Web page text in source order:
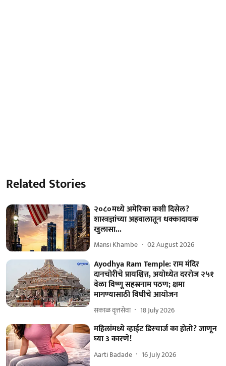
Related Stories
२०८०मध्ये अमेरिका कशी दिसेल?
शास्त्रज्ञांच्या अहवालातून धक्कादायक
खुलासा...
Mansi Khambe 02 August 2026
Ayodhya Ram Temple: राम मंदिर
दानचोरीचे प्रायश्चित्त, अयोध्येत दररोज २५१
वेळा विष्णू सहस्रनाम पठण; क्षमा
मागण्यासाठी विधीचे आयोजन
सकाळ वृत्तसेवा 18 July 2026
महिलांमध्ये व्हाईट डिस्चार्ज का होतो? जाणून
घ्या 3 कारणे!
Aarti Badade 16 July 2026